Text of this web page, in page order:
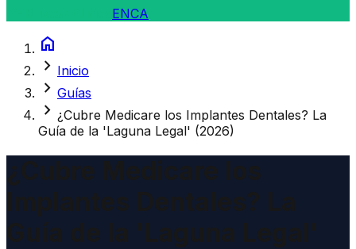
ENCA
home
chevron_right Inicio
chevron_right Guías
chevron_right ¿Cubre Medicare los Implantes Dentales? La
Guía de la 'Laguna Legal' (2026)